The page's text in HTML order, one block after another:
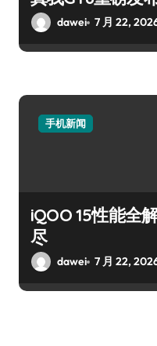
dawei 7 月 22,
手机新闻
iQOO 15性能全
尽
dawei 7 月 22,